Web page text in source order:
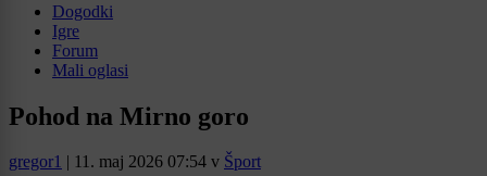
Dogodki
Igre
Forum
Mali oglasi
Pohod na Mirno goro
gregor1 | 11. maj 2026 07:54 v Šport